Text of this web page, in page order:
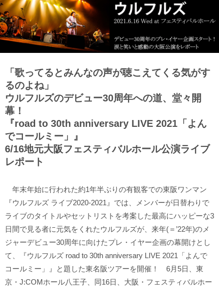
「歌ってるとみんなの声が聴こえてくる気がす
るのよね」
ウルフルズのデビュー30周年への道、堂々開
幕！
『road to 30th anniversary LIVE 2021「よん
でコールミー」』
6/16地元大阪フェスティバルホール公演ライブ
レポート
年末年始に行われた約1年半ぶりの有観客での東阪ワンマン
『ウルフルズ ライブ2020-2021』では、メンバーが日替わりで
ライブのタイトルやセットリストを考案した最高にハッピーな3
日間で見る者に元気をくれたウルフルズが、来年(＝’22年)のメ
ジャーデビュー30周年に向けたプレ・イヤー企画の幕開けとし
て、『ウルフルズ road to 30th anniversary LIVE 2021「よんで
コールミー」』と題した東名阪ツアーを開催！ 6月5日、東
京・J:COMホール八王子、同16日、大阪・フェスティバルホー